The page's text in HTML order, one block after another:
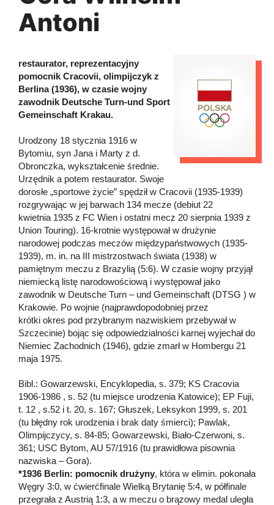
Antoni
restaurator, reprezentacyjny
pomocnik Cracovii, olimpijczyk z
Berlina (1936), w czasie wojny
zawodnik Deutsche Turn-und Sport
Gemeinschaft Krakau.
Urodzony 18 stycznia 1916 w
Bytomiu, syn Jana i Marty z d.
Obronczka, wykształcenie średnie.
Urzędnik a potem restaurator. Swoje
dorosłe „sportowe życie” spędził w Cracovii (1935-1939)
rozgrywając w jej barwach 134 mecze (debiut 22
kwietnia 1935 z FC Wien i ostatni mecz 20 sierpnia 1939 z
Union Touring). 16-krotnie występował w drużynie
narodowej podczas meczów międzypaństwowych (1935-
1939), m. in. na III mistrzostwach świata (1938) w
pamiętnym meczu z Brazylią (5:6). W czasie wojny przyjął
niemiecką listę narodowościową i występował jako
zawodnik w Deutsche Turn – und Gemeinschaft (DTSG ) w
Krakowie. Po wojnie (najprawdopodobniej przez
krótki okres pod przybranym nazwiskiem przebywał w
Szczecinie) bojąc się odpowiedzialności karnej wyjechał do
Niemiec Zachodnich (1946), gdzie zmarł w Hombergu 21
maja 1975.
Bibl.: Gowarzewski, Encyklopedia, s. 379; KS Cracovia
1906-1986 , s. 52 (tu miejsce urodzenia Katowice); EP Fuji,
t. 12 , s.52 i t. 20, s. 167; Głuszek, Leksykon 1999, s. 201
(tu błędny rok urodzenia i brak daty śmierci); Pawlak,
Olimpijczycy, s. 84-85; Gowarzewski, Biało-Czerwoni, s.
361; USC Bytom, AU 57/1916 (tu prawidłowa pisownia
nazwiska – Gora).
*1936 Berlin: pomocnik drużyny, która w elimin. pokonała
Węgry 3:0, w ćwierćfinale Wielką Brytanię 5:4, w półfinale
przegrała z Austrią 1:3, a w meczu o brązowy medal uległa